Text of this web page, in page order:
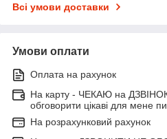
Всі умови доставки
Умови оплати
Оплата на рахунок
На карту - ЧЕКАЮ на
обговорити цікаві для мене
На розрахунковий рахунок